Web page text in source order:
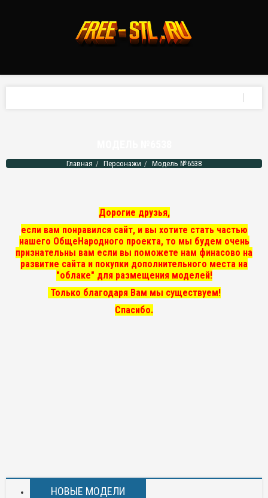
Главная Персонажи Модель №6538
Дорогие друзья,
если вам понравился сайт, и вы хотите стать частью
нашего ОбщеНародного проекта, то мы будем очень
признательны вам если вы поможете нам финасово на
развитие сайта и покупки дополнительного места на
"облаке" для размещения моделей!
Только благодаря Вам мы существуем!
Спасибо.
НОВЫЕ МОДЕЛИ